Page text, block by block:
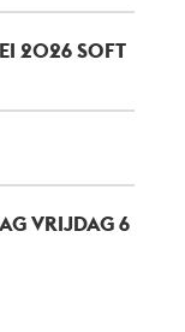
2026 SOFT
VRIJDAG 6